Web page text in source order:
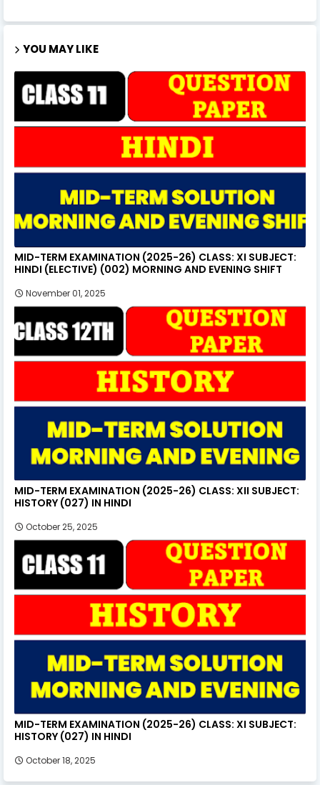
YOU MAY LIKE
MID-TERM EXAMINATION (2025-26) CLASS: XI SUBJECT:
HINDI (ELECTIVE) (002) MORNING AND EVENING SHIFT
November 01, 2025
MID-TERM EXAMINATION (2025-26) CLASS: XII SUBJECT:
HISTORY (027) IN HINDI
October 25, 2025
MID-TERM EXAMINATION (2025-26) CLASS: XI SUBJECT:
HISTORY (027) IN HINDI
October 18, 2025